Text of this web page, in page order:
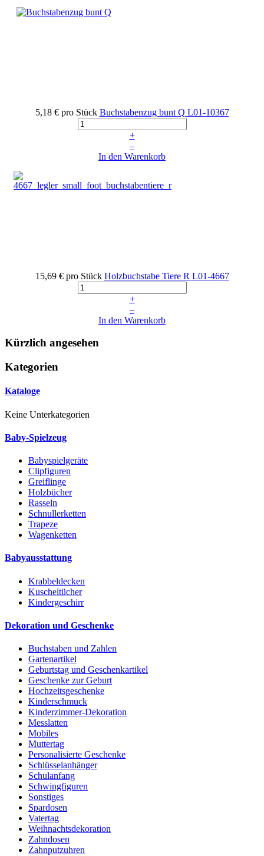
5,18 € pro Stück Buchstabenzug bunt Q L01-10367
+
–
In den Warenkorb
15,69 € pro Stück Holzbuchstabe Tiere R L01-4667
+
–
In den Warenkorb
Kürzlich angesehen
Kategorien
Kataloge
Keine Unterkategorien
Baby-Spielzeug
Babyspielgeräte
Clipfiguren
Greiflinge
Holzbücher
Rasseln
Schnullerketten
Trapeze
Wagenketten
Babyausstattung
Krabbeldecken
Kuscheltücher
Kindergeschirr
Dekoration und Geschenke
Buchstaben und Zahlen
Gartenartikel
Geburtstag und Geschenkartikel
Geschenke zur Geburt
Hochzeitsgeschenke
Kinderschmuck
Kinderzimmer-Dekoration
Messlatten
Mobiles
Muttertag
Personalisierte Geschenke
Schlüsselanhänger
Schulanfang
Schwingfiguren
Sonstiges
Spardosen
Vatertag
Weihnachtsdekoration
Zahndosen
Zahnputzuhren